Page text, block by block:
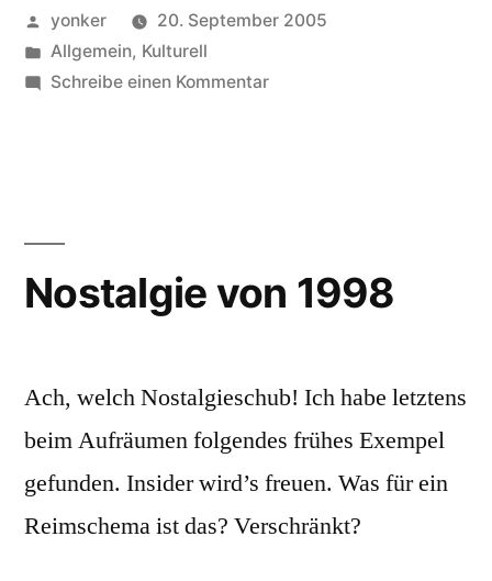
Veröffentlicht
von
yonker
20. September 2005
Veröffentlicht
unter
Allgemein, Kulturell
Schreibe einen Kommentarzu
Nostalgie von 1998
Ach, welch Nostalgieschub! Ich habe letztens
beim Aufräumen folgendes frühes Exempel
gefunden. Insider wird’s freuen. Was für ein
Reimschema ist das? Verschränkt?